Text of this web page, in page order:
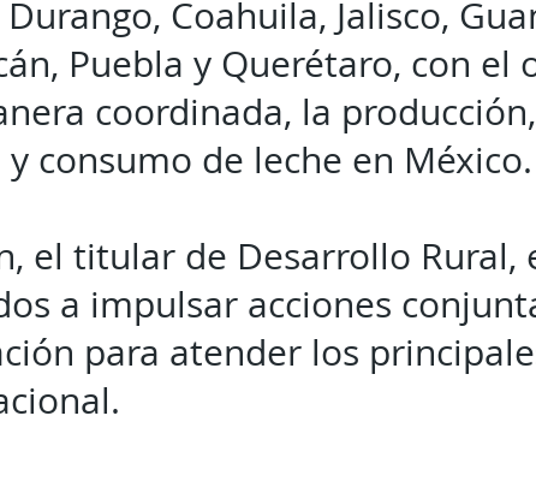
Coahuila, Jalisco,
Puebla y Querétaro, con el
coordinada, la
consumo de leche en México.
el titular de Desarrollo Rural,
a impulsar acciones
para atender los